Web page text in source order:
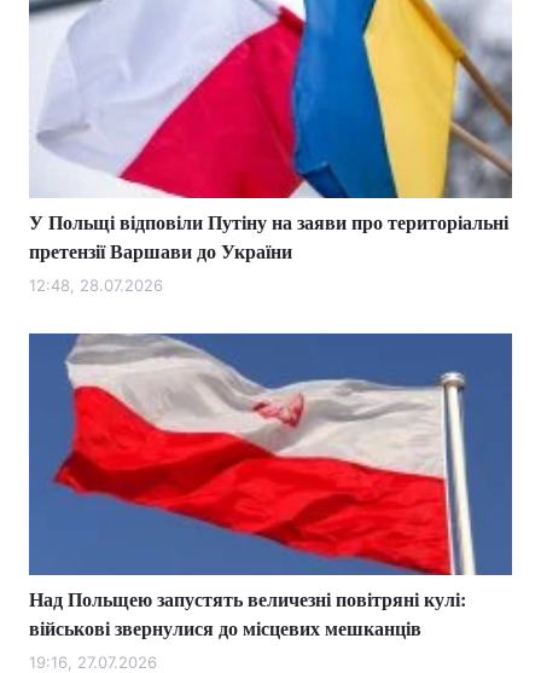
У Польщі відповіли Путіну на заяви про територіальні
претензії Варшави до України
12:48, 28.07.2026
Над Польщею запустять величезні повітряні кулі:
військові звернулися до місцевих мешканців
19:16, 27.07.2026